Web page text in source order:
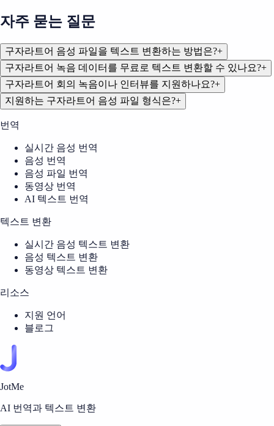
자주 묻는 질문
구자라트어 음성 파일을 텍스트 변환하는 방법은?+
구자라트어 녹음 데이터를 무료로 텍스트 변환할 수 있나요?+
구자라트어 회의 녹음이나 인터뷰를 지원하나요?+
지원하는 구자라트어 음성 파일 형식은?+
번역
실시간 음성 번역
음성 번역
음성 파일 번역
동영상 번역
AI 텍스트 번역
텍스트 변환
실시간 음성 텍스트 변환
음성 텍스트 변환
동영상 텍스트 변환
리소스
지원 언어
블로그
JotMe
AI 번역과 텍스트 변환